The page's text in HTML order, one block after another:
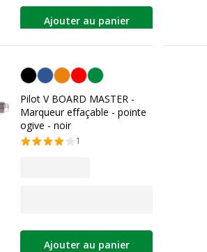
Ajouter au panier
Noir
Pilot V BOARD MASTER -
Marqueur effaçable - pointe
ogive - noir
1
Ajouter au panier